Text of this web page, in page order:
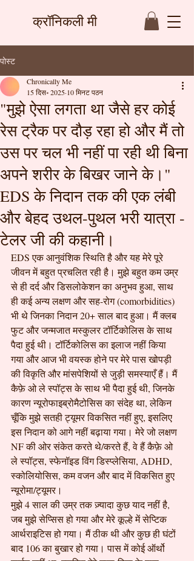
क्रॉनिकली मी
पोस्ट
"मुझे ऐसा लगता था जैसे हर कोई
रेस ट्रैक पर दौड़ रहा हो और मैं तो
उस पर चल भी नहीं पा रही थी बिना
अपने शरीर के बिखर जाने के।"
EDS के निदान तक की एक लंबी
और बेहद उथल-पुथल भरी यात्रा -
टेलर जी की कहानी।
Chronically Me
15 दिस॰ 2025 10 मिनट पठन
EDS एक आनुवंशिक स्थिति है और यह मेरे पूरे
जीवन में बहुत प्रचलित रही है। मुझे बहुत कम उम्र
से ही दर्द और डिसलोकेशन का अनुभव हुआ, साथ
ही कई अन्य लक्षण और सह-रोग (comorbidities)
भी थे जिनका निदान 20+ साल बाद हुआ। मैं क्लब
फुट और जन्मजात मस्कुलर टॉर्टिकोलिस के साथ
पैदा हुई थी। टॉर्टिकोलिस का इलाज नहीं किया
गया और आज भी वयस्क होने पर मेरे पास खोपड़ी
की विकृति और मांसपेशियों से जुड़ी समस्याएँ हैं। मैं
कैफ़े ओ ले स्पॉट्स के साथ भी पैदा हुई थी, जिनके
कारण न्यूरोफाइब्रोमैटोसिस का संदेह था, लेकिन
चूँकि मुझे सतही ट्यूमर विकसित नहीं हुए, इसलिए
इस निदान को आगे नहीं बढ़ाया गया। मेरे जो लक्षण
NF की ओर संकेत करते थे/करते हैं, वे हैं कैफ़े ओ
ले स्पॉट्स, स्फेनॉइड विंग डिस्प्लेसिया, ADHD,
स्कोलियोसिस, कम वजन और बाद में विकसित हुए
न्यूरोमा/ट्यूमर।
मुझे 4 साल की उम्र तक ज़्यादा कुछ याद नहीं है,
जब मुझे सेप्सिस हो गया और मेरे कूल्हे में सेप्टिक
आर्थराइटिस हो गया। मैं ठीक थी और कुछ ही घंटों
बाद 106 का बुखार हो गया। पास में कोई ऑर्थो